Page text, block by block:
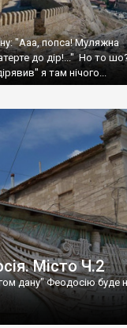
"Ааа, попса! Муляжна
до дір!..." Но то
я там нічого...
Місто Ч.2
дану" Феодосію буде